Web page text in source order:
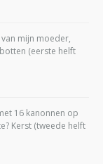
mijn moeder,
(eerste helft
16 kanonnen op
Kerst (tweede helft